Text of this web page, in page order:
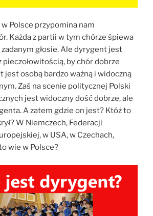
Polsce przypomina nam
Każda z partii w tym chórze śpiewa
głosie. Ale dyrygent jest
pieczołowitością, by chór dobrze
jest osobą bardzo ważną i widoczną
Zaś na scenie politycznej Polski
jest widoczny dość dobrze, ale
A zatem gdzie on jest? Któż to
W Niemczech, Federacji
w USA, w Czechach,
wie w Polsce?